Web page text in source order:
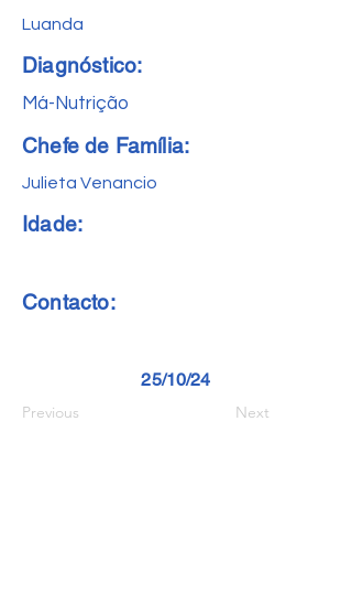
Luanda
Diagnóstico:
Má-Nutrição
Chefe de Família:
Julieta Venancio
Idade:
Contacto:
25/10/24
Previous Next